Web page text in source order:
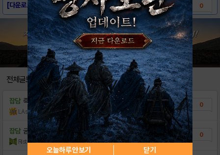
[다운로드링크] - 라이벌킹덤 0
전체글보기
잡담 죽은겟 탐헝
LAsahi 조회수:77 | 18.11.24
0
잡담 굳밤~!!
Ristorante 조회수:122 | 16.08.31
0
오늘하루 안보기 닫기